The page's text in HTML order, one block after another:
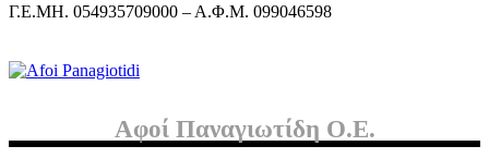
Γ.Ε.ΜΗ. 054935709000 – Α.Φ.Μ. 099046598
Αφοί Παναγιωτίδη Ο.Ε.